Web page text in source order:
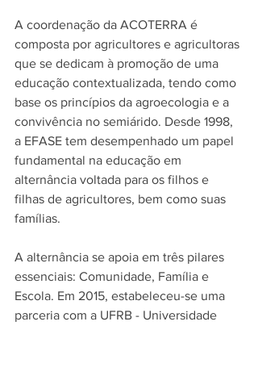
A coordenação da ACOTERRA é
composta por agricultores e agricultoras
que se dedicam à promoção de uma
educação contextualizada, tendo como
base os princípios da agroecologia e a
convivência no semiárido. Desde 1998,
a EFASE tem desempenhado um papel
fundamental na educação em
alternância voltada para os filhos e
filhas de agricultores, bem como suas
famílias.
A alternância se apoia em três pilares
essenciais: Comunidade, Família e
Escola. Em 2015, estabeleceu-se uma
parceria com a UFRB - Universidade